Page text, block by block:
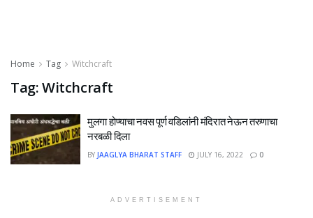
Home Tag Witchcraft
Tag:Witchcraft
मुलगा होण्याचा नवस पूर्ण वडिलांनी मंदिरात नेऊन तरुणाचा
नरबळी दिला
BY JAAGLYA BHARAT STAFF JULY 16, 2022 0
ADVERTISEMENT